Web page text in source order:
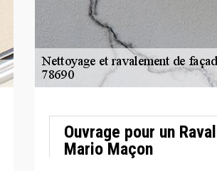
Ouvrage pour un
Mario Maçon